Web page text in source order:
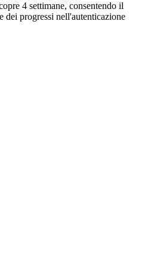
4 settimane, consentendo il
dei progressi nell'autenticazione